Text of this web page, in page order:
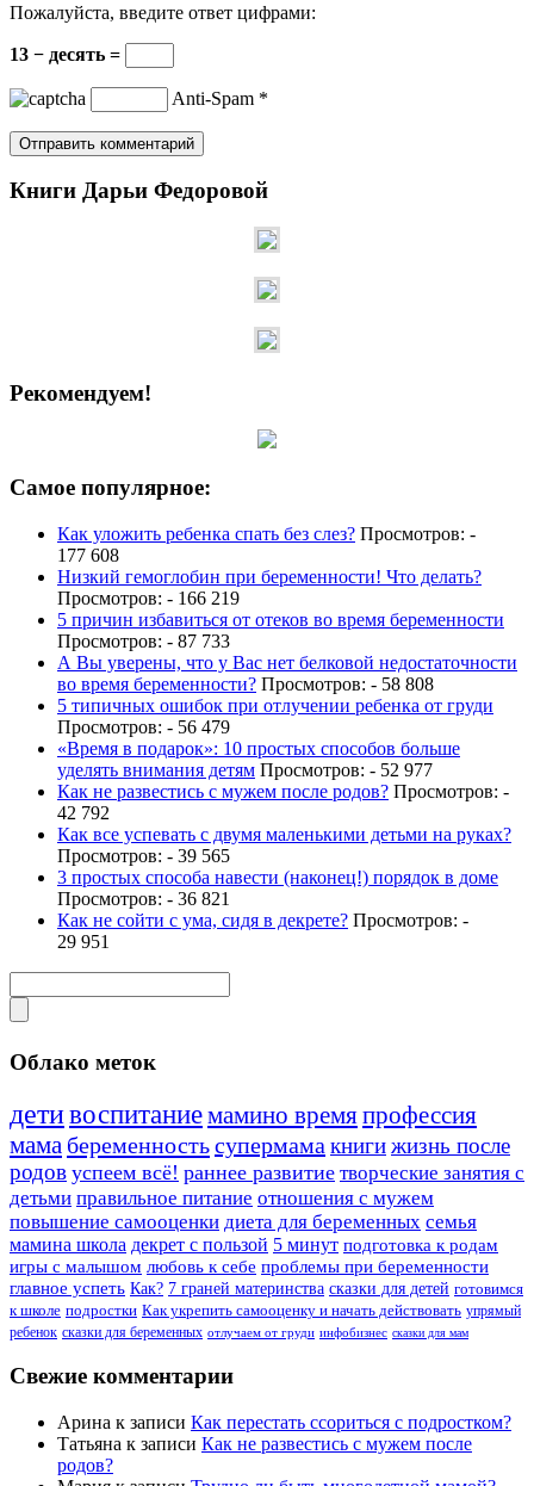
Пожалуйста, введите ответ цифрами:
13 − десять =
Anti-Spam *
Книги Дарьи Федоровой
Рекомендуем!
Самое популярное:
Как уложить ребенка спать без слез? Просмотров: -
177 608
Низкий гемоглобин при беременности! Что делать?
Просмотров: - 166 219
5 причин избавиться от отеков во время беременности
Просмотров: - 87 733
А Вы уверены, что у Вас нет белковой недостаточности
во время беременности? Просмотров: - 58 808
5 типичных ошибок при отлучении ребенка от груди
Просмотров: - 56 479
«Время в подарок»: 10 простых способов больше
уделять внимания детям Просмотров: - 52 977
Как не развестись с мужем после родов? Просмотров: -
42 792
Как все успевать с двумя маленькими детьми на руках?
Просмотров: - 39 565
3 простых способа навести (наконец!) порядок в доме
Просмотров: - 36 821
Как не сойти с ума, сидя в декрете? Просмотров: -
29 951
Облако меток
детивоспитаниемамино времяпрофессия
мама беременностьсупермама книгижизнь после
родов успеем всё! раннее развитие творческие занятия с
детьми правильное питание отношения с мужем
повышение самооценки диета для беременных семья
мамина школа декрет с пользой 5 минут подготовка к родам
игры с малышом любовь к себе проблемы при беременности
главное успеть Как? 7 граней материнства сказки для детей готовимся
к школе подростки Как укрепить самооценку и начать действовать упрямый
ребенок сказки для беременных отлучаем от груди инфобизнес сказки для мам
Свежие комментарии
Арина к записи Как перестать ссориться с подростком?
Татьяна к записи Как не развестись с мужем после
родов?